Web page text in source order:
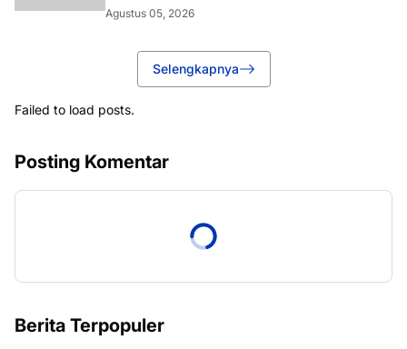
Agustus 05, 2026
Selengkapnya
Failed to load posts.
Posting Komentar
Berita Terpopuler